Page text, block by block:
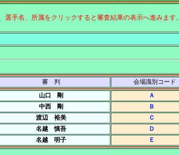
手名、所属をクリックすると審査結果の表示へ進みます
審 判
会場識別コード
山口 剛
Ａ
中西 剛
Ｂ
渡辺 裕美
Ｃ
名越 慎吾
Ｄ
名越 明子 Ｅ